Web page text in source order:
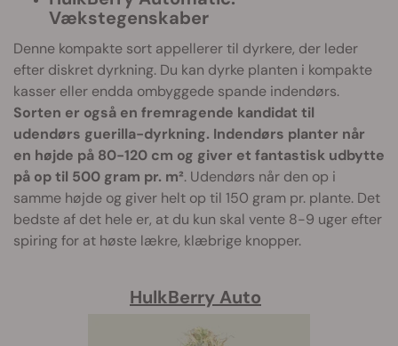
Vækstegenskaber
Denne kompakte sort appellerer til dyrkere, der leder
efter diskret dyrkning. Du kan dyrke planten i kompakte
kasser eller endda ombyggede spande indendørs.
Sorten er også en fremragende kandidat til
udendørs guerilla-dyrkning. Indendørs planter når
en højde på 80-120 cm og giver et fantastisk udbytte
på op til 500 gram pr. m². Udendørs når den op i
samme højde og giver helt op til 150 gram pr. plante. Det
bedste af det hele er, at du kun skal vente 8-9 uger efter
spiring for at høste lækre, klæbrige knopper.
HulkBerry Auto